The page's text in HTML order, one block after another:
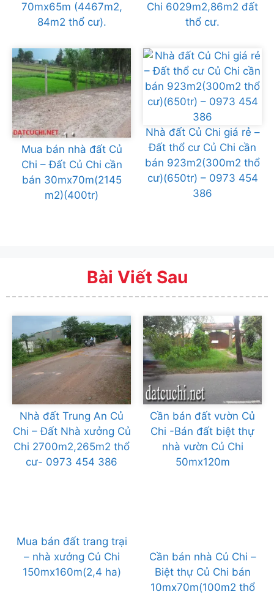
70mx65m (4467m2,
84m2 thổ cư).
Chi 6029m2,86m2 đất
thổ cư.
Mua bán nhà đất Củ
Chi – Đất Củ Chi cần
bán 30mx70m(2145
m2)(400tr)
Nhà đất Củ Chi giá rẻ –
Đất thổ cư Củ Chi cần
bán 923m2(300m2 thổ
cư)(650tr) – 0973 454
386
Bài Viết Sau
Nhà đất Trung An Củ
Chi – Đất Nhà xưởng Củ
Chi 2700m2,265m2 thổ
cư- 0973 454 386
Cần bán đất vườn Củ
Chi -Bán đất biệt thự
nhà vườn Củ Chi
50mx120m
Mua bán đất trang trại
– nhà xưởng Củ Chi
150mx160m(2,4 ha)
Cần bán nhà Củ Chi –
Biệt thự Củ Chi bán
10mx70m(100m2 thổ